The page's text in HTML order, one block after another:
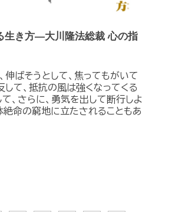
生き方―大川隆法総裁 心の指
伸ばそうとして、焦ってもがいて
して、抵抗の風は強くなってくる
て、さらに、勇気を出して断行しよ
絶命の窮地に立たされることもあ